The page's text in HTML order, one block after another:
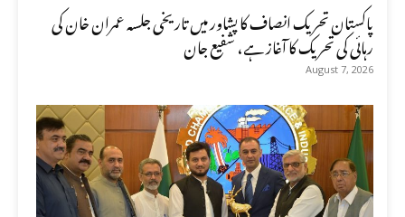
پاکستان تحریک انصاف کا پشاور میں تاریخی جلسہ عمران خان کی
رہائی کی تحریک کا آغاز ہے، شفیع جان
August 7, 2026